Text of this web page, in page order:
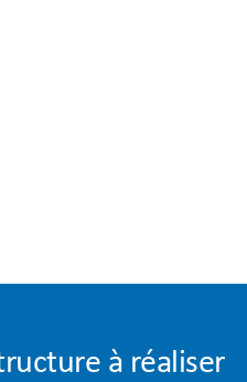
à réaliser